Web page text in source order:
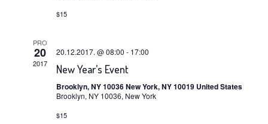
$15
PRO
20
2017
20.12.2017. @ 08:00 - 17:00
New Year’s Event
Brooklyn, NY 10036 New York, NY 10019 United States
Brooklyn, NY 10036, New York
$15